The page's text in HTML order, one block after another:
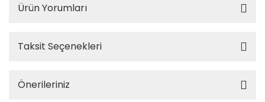
Ürün Yorumları
Taksit Seçenekleri
Önerileriniz